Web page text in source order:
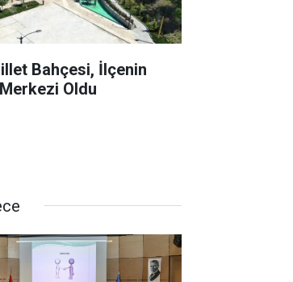
Bahçesi, İlçenin
Oldu